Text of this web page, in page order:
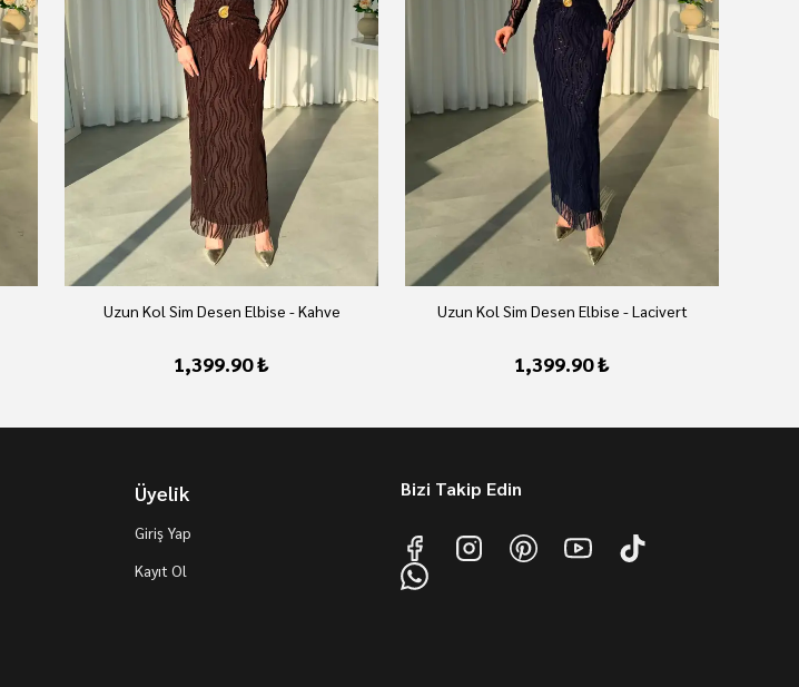
Uzun Kol Sim Desen Elbise - Kahve
1,399.90 ₺
Uzun Kol Sim Desen Elbise - Lacivert
1,399.90 ₺
Üyelik
Giriş Yap
Kayıt Ol
Bizi Takip Edin